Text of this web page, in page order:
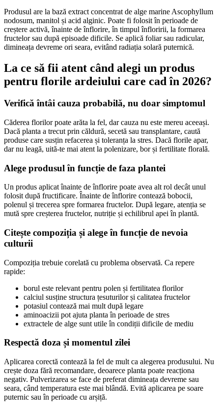
Produsul are la bază extract concentrat de alge marine Ascophyllum
nodosum, manitol și acid alginic. Poate fi folosit în perioade de
creștere activă, înainte de înflorire, în timpul înfloririi, la formarea
fructelor sau după episoade dificile. Se aplică foliar sau radicular,
dimineața devreme ori seara, evitând radiația solară puternică.
La ce să fii atent când alegi un produs
pentru florile ardeiului care cad în 2026?
Verifică întâi cauza probabilă, nu doar simptomul
Căderea florilor poate arăta la fel, dar cauza nu este mereu aceeași.
Dacă planta a trecut prin căldură, secetă sau transplantare, caută
produse care susțin refacerea și toleranța la stres. Dacă florile apar,
dar nu leagă, uită-te mai atent la polenizare, bor și fertilitate florală.
Alege produsul în funcție de faza plantei
Un produs aplicat înainte de înflorire poate avea alt rol decât unul
folosit după fructificare. Înainte de înflorire contează bobocii,
polenul și trecerea spre formarea fructelor. După legare, atenția se
mută spre creșterea fructelor, nutriție și echilibrul apei în plantă.
Citește compoziția și alege în funcție de nevoia
culturii
Compoziția trebuie corelată cu problema observată. Ca repere
rapide:
borul este relevant pentru polen și fertilitatea florilor
calciul susține structura țesuturilor și calitatea fructelor
potasiul contează mai mult după legare
aminoacizii pot ajuta planta în perioade de stres
extractele de alge sunt utile în condiții dificile de mediu
Respectă doza și momentul zilei
Aplicarea corectă contează la fel de mult ca alegerea produsului. Nu
crește doza fără recomandare, deoarece planta poate reacționa
negativ. Pulverizarea se face de preferat dimineața devreme sau
seara, când temperatura este mai blândă. Evită aplicarea pe soare
puternic sau în perioade cu arșiță.